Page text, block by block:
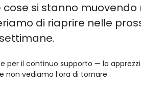
si stanno muovendo
di riaprire nelle
settimane.
per il continuo supporto — lo
non vediamo l’ora di tornare.
VOZOL STAR 40000 VOZOL NEON
HM20000